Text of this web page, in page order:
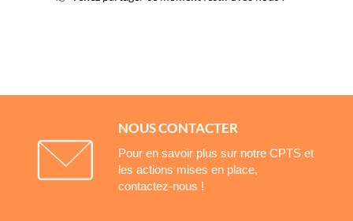
NOUS CONTACTER
Pour en savoir plus sur notre CPTS et
les actions mises en place,
contactez-nous !